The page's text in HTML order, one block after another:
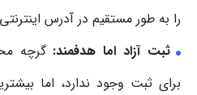
را به طور مستقیم در آدرس
ثبت آزاد اما هدفمند: گرچه
برای ثبت وجود ندارد، اما